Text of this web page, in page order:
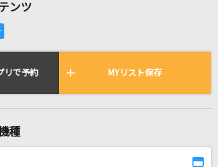
タイムで歌われている曲の一覧
ンツ
リで予約 MYリスト保存
種